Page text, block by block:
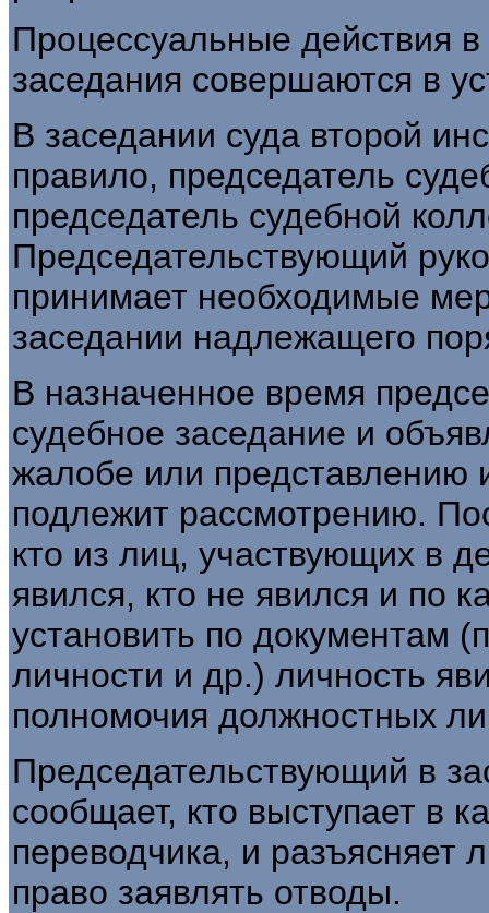
Процессуальные действия в
заседания совершаются в
В заседании суда второй
правило, председатель
председатель судебной
Председательствующий
принимает необходимые
заседании надлежащего
В назначенное время
судебное заседание и
жалобе или представлению
подлежит рассмотрению.
кто из лиц, участвующих в
явился, кто не явился и по
установить по документам
личности и др.) личность
полномочия должностных
Председательствующий в
сообщает, кто выступает в
переводчика, и
право заявлять отводы.